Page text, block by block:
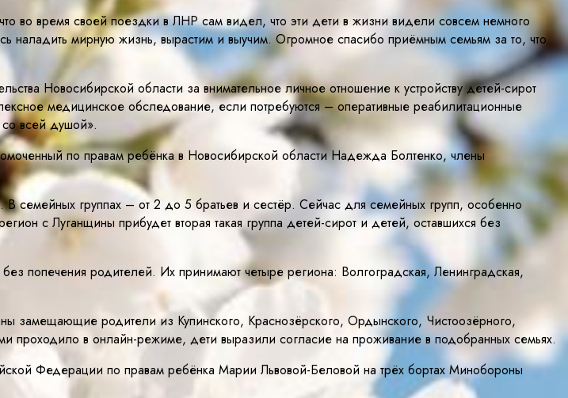
во время своей поездки в ЛНР сам видел, что эти дети в жизни видели совсем немного
мирную жизнь, вырастим и выучим. Огромное спасибо приёмным семьям за то, что
Новосибирской области за внимательное личное отношение к устройству детей-сирот
медицинское обследование, если потребуются – оперативные реабилитационные
всей душой».
по правам ребёнка в Новосибирской области Надежда Болтенко, члены
семейных группах – от 2 до 5 братьев и сестёр. Сейчас для семейных групп, особенно
с Луганщины прибудет вторая такая группа детей-сирот и детей, оставшихся без
попечения родителей. Их принимают четыре региона: Волгоградская, Ленинградская,
замещающие родители из Купинского, Краснозёрского, Ордынского, Чистоозёрного,
в онлайн-режиме, дети выразили согласие на проживание в подобранных семьях.
Федерации по правам ребёнка Марии Львовой-Беловой на трёх бортах Минобороны